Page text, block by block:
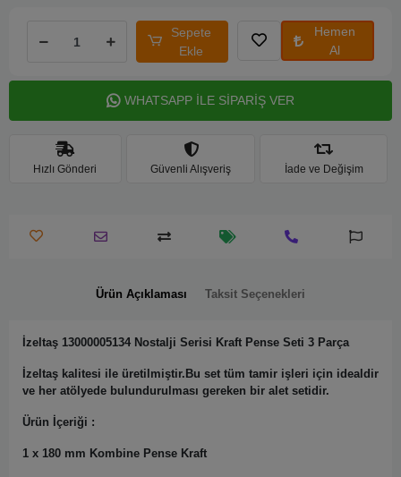
Sepete
Ekle
Hemen
Al
WHATSAPP İLE SİPARİŞ VER
Hızlı Gönderi Güvenli Alışveriş İade ve Değişim
Ürün Açıklaması Taksit Seçenekleri
İzeltaş 13000005134 Nostalji Serisi Kraft Pense Seti 3 Parça
İzeltaş kalitesi ile üretilmiştir.Bu set tüm tamir işleri için idealdir
ve her atölyede bulundurulması gereken bir alet setidir.
Ürün İçeriği :
1 x 180 mm Kombine Pense Kraft